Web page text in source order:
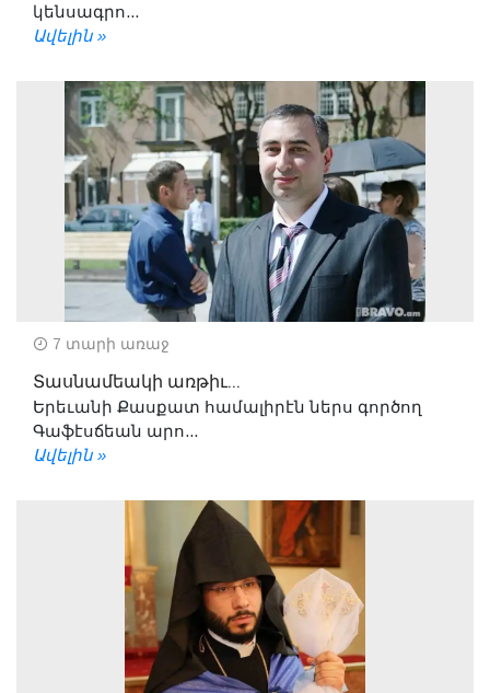
կենսագրո...
Ավելին »
7 տարի առաջ
Տասնամեակի առթիւ...
Երեւանի Քասքատ համալիրէն ներս գործող
Գաֆէսճեան արո...
Ավելին »